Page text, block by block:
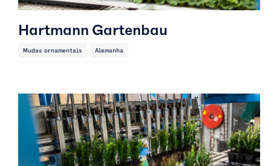
Hartmann Gartenbau
Mudas ornamentais Alemanha